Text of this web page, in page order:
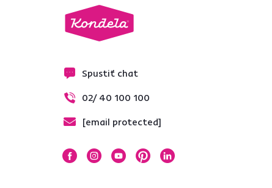
Spustiť chat
02/ 40 100 100
[email protected]